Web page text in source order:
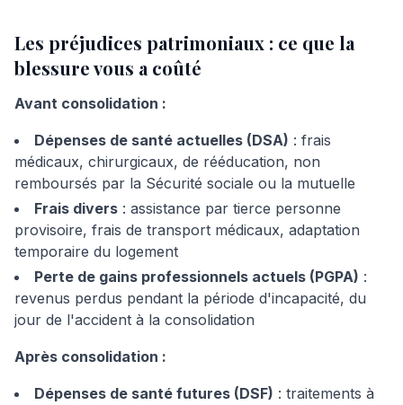
Les préjudices patrimoniaux : ce que la
blessure vous a coûté
Avant consolidation :
Dépenses de santé actuelles (DSA) : frais
médicaux, chirurgicaux, de rééducation, non
remboursés par la Sécurité sociale ou la mutuelle
Frais divers : assistance par tierce personne
provisoire, frais de transport médicaux, adaptation
temporaire du logement
Perte de gains professionnels actuels (PGPA) :
revenus perdus pendant la période d'incapacité, du
jour de l'accident à la consolidation
Après consolidation :
Dépenses de santé futures (DSF) : traitements à